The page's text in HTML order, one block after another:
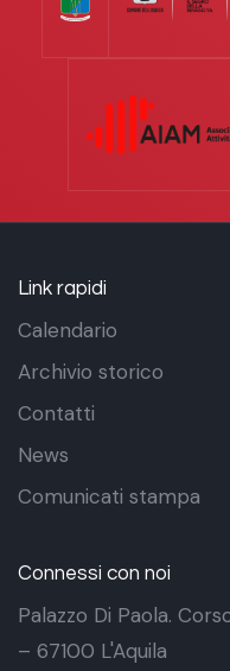
Link rapidi
Calendario
Archivio storico
Contatti
News
Comunicati stampa
Connessi con noi
Palazzo Di Paola.
– 67100 L'Aquila